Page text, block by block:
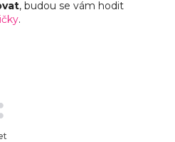
, budou se vám hodit
.